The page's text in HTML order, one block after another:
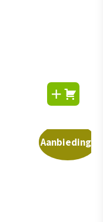
Aanbieding!